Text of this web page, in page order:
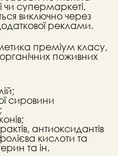
чи супермаркеті.
виключно через
реклами.
преміум класу,
поживних
сировини
антиоксидантів
кислоти та
та ін.